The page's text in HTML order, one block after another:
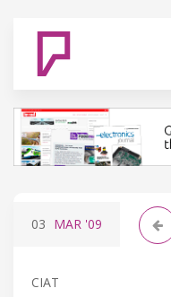
03 MAR '09
CIAT